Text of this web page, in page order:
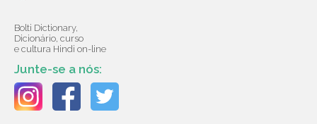
Bolti Dictionary,
Dicionário, curso
e cultura Hindi on-line
Junte-se a nós: